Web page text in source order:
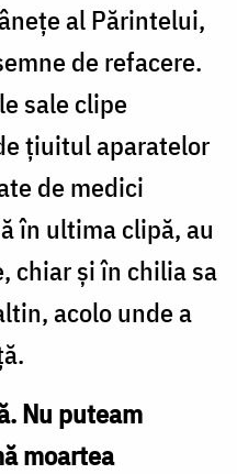
al Părintelui,
de refacere.
sale clipe
țiuitul aparatelor
de medici
în ultima clipă, au
chiar și în chilia sa
acolo unde a
Nu puteam
moartea